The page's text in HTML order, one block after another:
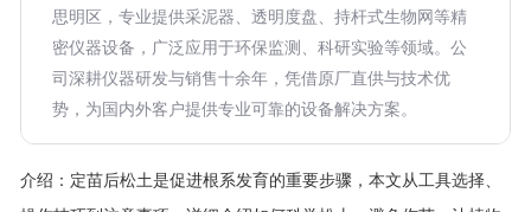
思明区，专业提供采泥器、透明度盘、持杆式生物网等精
密仪器设备，广泛应用于环保监测、科研实验等领域。公
司深耕仪器研发与销售十余年，凭借原厂直供与技术优
势，为国内外客户提供专业可靠的设备解决方案。
介绍： 定苗后松土是促进根系发育的重要步骤，本文从工具选择、